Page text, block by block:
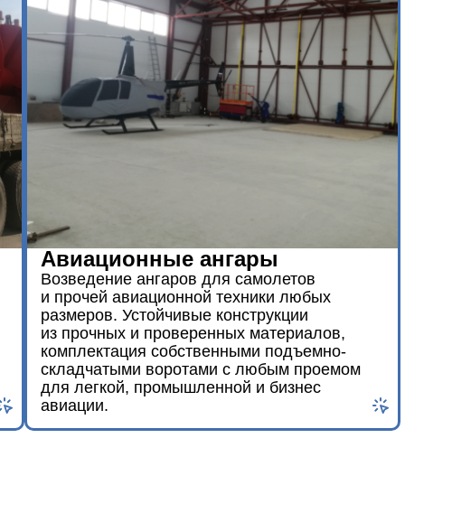
Авиационные ангары
Возведение ангаров для самолетов
и прочей авиационной техники любых
размеров. Устойчивые конструкции
из прочных и проверенных материалов,
комплектация собственными подъемно-
складчатыми воротами с любым проемом
для легкой, промышленной и бизнес
авиации.